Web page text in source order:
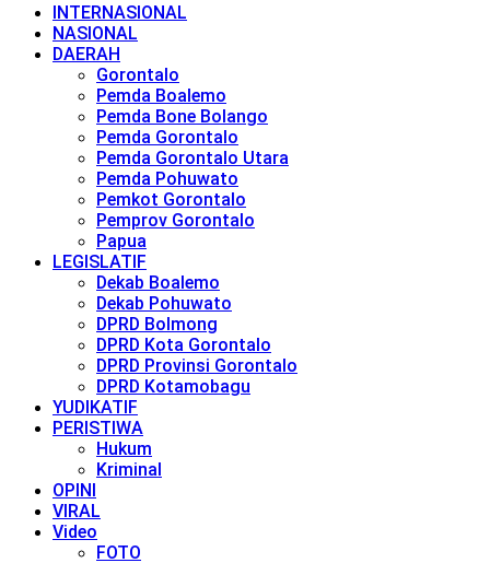
INTERNASIONAL
NASIONAL
DAERAH
Gorontalo
Pemda Boalemo
Pemda Bone Bolango
Pemda Gorontalo
Pemda Gorontalo Utara
Pemda Pohuwato
Pemkot Gorontalo
Pemprov Gorontalo
Papua
LEGISLATIF
Dekab Boalemo
Dekab Pohuwato
DPRD Bolmong
DPRD Kota Gorontalo
DPRD Provinsi Gorontalo
DPRD Kotamobagu
YUDIKATIF
PERISTIWA
Hukum
Kriminal
OPINI
VIRAL
Video
FOTO